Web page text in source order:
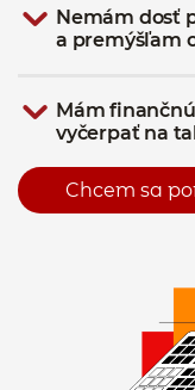
Nemám dosť
a premýšľam
Mám
vyčerpať na
Chcem sa